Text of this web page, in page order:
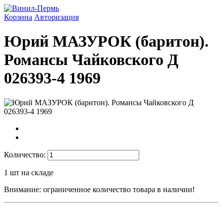
Корзина Авторизация
Юрий МАЗУРОК (баритон).
Романсы Чайковского Д
026393-4 1969
Количество:
1 шт на складе
Внимание: ограниченное количество товара в наличии!